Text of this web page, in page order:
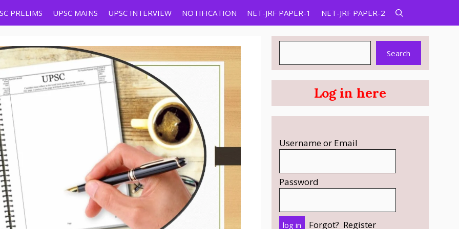
PRELIMS UPSC MAINS UPSC INTERVIEW NOTIFICATION NET-JRF PAPER-1 NET-JRF PAPER-2
Search
Log in here
Username or Email
Password
Forgot? Register